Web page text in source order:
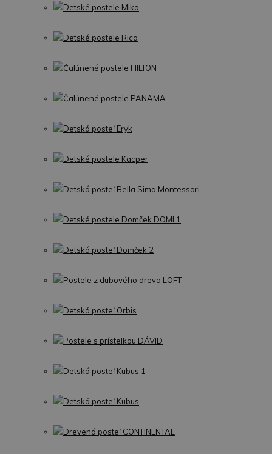
Detské postele Miko
Detské postele Rico
Čalúnené postele HILTON
Čalúnené postele PANAMA
Detská posteľ Eryk
Detské postele Kacper
Detská posteľ Bella Sima Montessori
Detské postele Domček DOMI 1
Detská posteľ Domček 2
Postele z dubového dreva LOFT
Detská posteľ Orbis
Postele s prístelkou DÁVID
Detská posteľ Kubus 1
Detská posteľ Kubus
Drevená posteľ CONTINENTAL